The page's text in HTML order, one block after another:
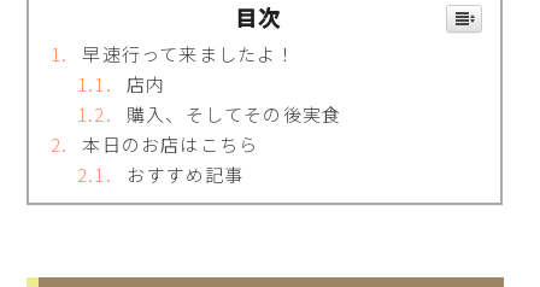
目次
早速行って来ましたよ！
店内
購入、そしてその後実食
本日のお店はこちら
おすすめ記事